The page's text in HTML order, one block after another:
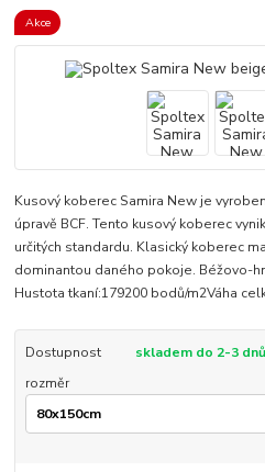
Akce
Kusový koberec Samira New je
úpravě BCF. Tento kusový koberec
určitých standardu. Klasický koberec
dominantou daného pokoje. Béžovo-
Hustota tkaní:179200 bodů/m2Váha
Dostupnost
skladem do 2-3
rozměr